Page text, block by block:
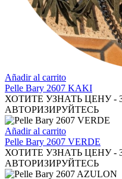
Añadir al carrito
Pelle Bary 2607 KAKI
ХОТИТЕ УЗНАТЬ ЦЕНУ -
АВТОРИЗИРУЙТЕСЬ
Añadir al carrito
Pelle Bary 2607 VERDE
ХОТИТЕ УЗНАТЬ ЦЕНУ -
АВТОРИЗИРУЙТЕСЬ